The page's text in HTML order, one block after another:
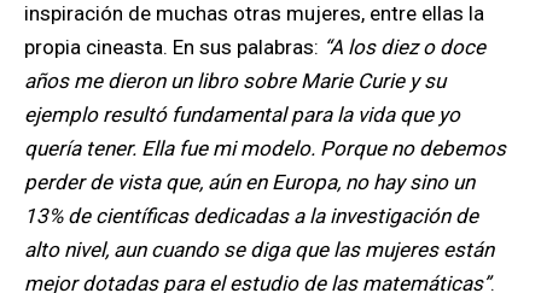
inspiración de muchas otras mujeres, entre ellas la
propia cineasta. En sus palabras: “A los diez o doce
años me dieron un libro sobre Marie Curie y su
ejemplo resultó fundamental para la vida que yo
quería tener. Ella fue mi modelo. Porque no debemos
perder de vista que, aún en Europa, no hay sino un
13% de científicas dedicadas a la investigación de
alto nivel, aun cuando se diga que las mujeres están
mejor dotadas para el estudio de las matemáticas”.